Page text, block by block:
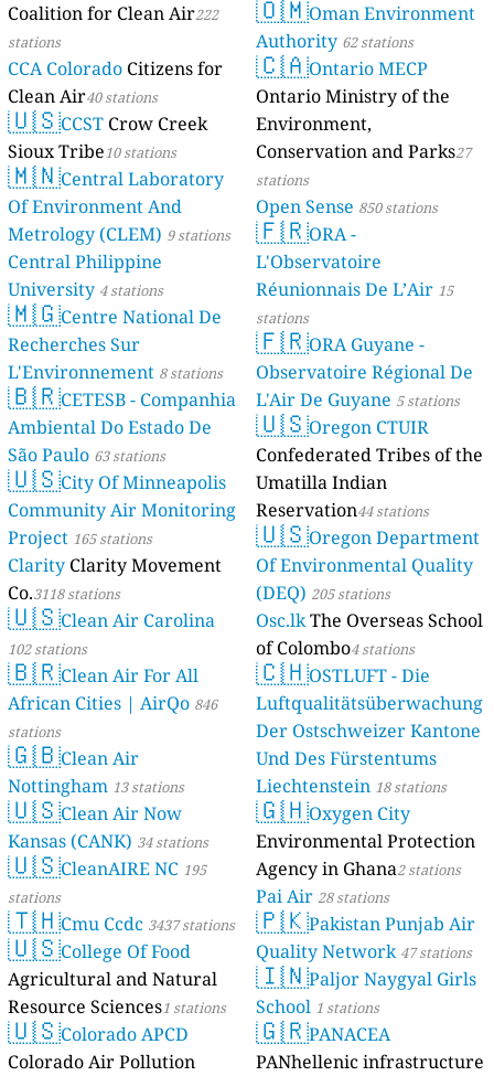
Coalition for Clean Air222
stations
CCA Colorado Citizens for
Clean Air40 stations
🇺🇸CCST Crow Creek
Sioux Tribe10 stations
🇲🇳Central Laboratory
Of Environment And
Metrology (CLEM) 9 stations
Central Philippine
University 4 stations
🇲🇬Centre National De
Recherches Sur
L'Environnement 8 stations
🇧🇷CETESB - Companhia
Ambiental Do Estado De
São Paulo 63 stations
🇺🇸City Of Minneapolis
Community Air Monitoring
Project 165 stations
Clarity Clarity Movement
Co.3118 stations
🇺🇸Clean Air Carolina
102 stations
🇧🇷Clean Air For All
African Cities | AirQo 846
stations
🇬🇧Clean Air
Nottingham 13 stations
🇺🇸Clean Air Now
Kansas (CANK) 34 stations
🇺🇸CleanAIRE NC 195
stations
🇹🇭Cmu Ccdc 3437 stations
🇺🇸College Of Food
Agricultural and Natural
Resource Sciences1 stations
🇺🇸Colorado APCD
Colorado Air Pollution
🇴🇲Oman Environment
Authority 62 stations
🇨🇦Ontario MECP
Ontario Ministry of the
Environment,
Conservation and Parks27
stations
Open Sense 850 stations
🇫🇷ORA -
L'Observatoire
Réunionnais De L’Air 15
stations
🇫🇷ORA Guyane -
Observatoire Régional De
L'Air De Guyane 5 stations
🇺🇸Oregon CTUIR
Confederated Tribes of the
Umatilla Indian
Reservation44 stations
🇺🇸Oregon Department
Of Environmental Quality
(DEQ) 205 stations
Osc.lkThe Overseas School
of Colombo4 stations
🇨🇭OSTLUFT - Die
Luftqualitätsüberwachung
Der Ostschweizer Kantone
Und Des Fürstentums
Liechtenstein 18 stations
🇬🇭Oxygen City
Environmental Protection
Agency in Ghana2 stations
Pai Air 28 stations
🇵🇰Pakistan Punjab Air
Quality Network 47 stations
🇮🇳Paljor Naygyal Girls
School 1 stations
🇬🇷PANACEA
PANhellenic infrastructure